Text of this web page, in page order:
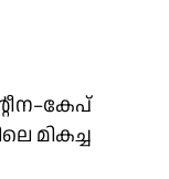
മികച്ച